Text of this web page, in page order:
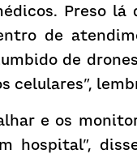
Preso lá
de
de
celulares”,
e os
hospital”,